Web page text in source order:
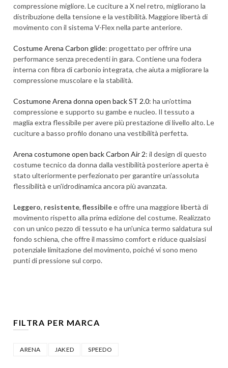
compressione migliore. Le cuciture a X nel retro, migliorano la
distribuzione della tensione e la vestibilità. Maggiore libertà di
movimento con il sistema V-Flex nella parte anteriore.
Costume Arena Carbon glide:progettato per offrire una
performance senza precedenti in gara. Contiene una fodera
interna con fibra di carbonio integrata, che aiuta a migliorare la
compressione muscolare e la stabilità.
Costumone Arena donna open back ST 2.0: ha un'ottima
compressione e supporto su gambe e nucleo. Il tessuto a
maglia extra flessibile per avere più prestazione di livello alto. Le
cuciture a basso profilo donano una vestibilità perfetta.
Arena costumone open back Carbon Air 2: il design di questo
costume tecnico da donna dalla vestibilità posteriore aperta è
stato ulteriormente perfezionato per garantire un'assoluta
flessibilità e un'idrodinamica ancora più avanzata.
Leggero, resistente,flessibilee offre una maggiore libertà di
movimento rispetto alla prima edizione del costume. Realizzato
con un unico pezzo di tessuto e ha un'unica termo saldatura sul
fondo schiena, che offre il massimo comfort e riduce qualsiasi
potenziale limitazione del movimento, poiché vi sono meno
punti di pressione sul corpo.
FILTRA PER MARCA
ARENA JAKED SPEEDO